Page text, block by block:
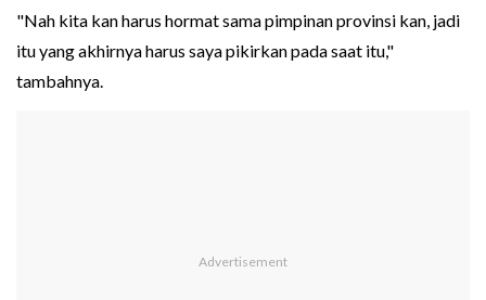
"Nah kita kan harus hormat sama pimpinan provinsi kan, jadi
itu yang akhirnya harus saya pikirkan pada saat itu,"
tambahnya.